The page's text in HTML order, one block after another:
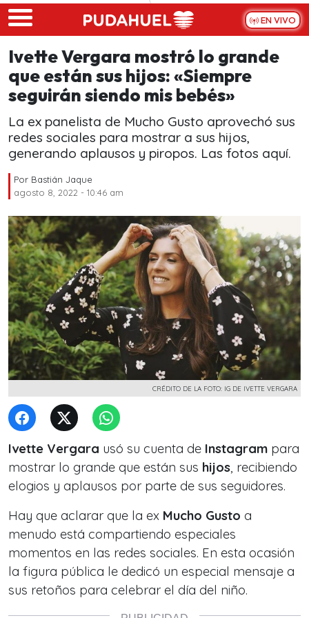
Skip to main content
EN VIVO
Ivette Vergara mostró lo grande
que están sus hijos: «Siempre
seguirán siendo mis bebés»
La ex panelista de Mucho Gusto aprovechó sus
redes sociales para mostrar a sus hijos,
generando aplausos y piropos. Las fotos aquí.
Por Bastián Jaque
agosto 8, 2022 - 10:46 am
CRÉDITO DE LA FOTO: IG DE IVETTE VERGARA
Ivette Vergara usó su cuenta de Instagram para
mostrar lo grande que están sus hijos, recibiendo
elogios y aplausos por parte de sus seguidores.
Hay que aclarar que la ex Mucho Gusto a
menudo está compartiendo especiales
momentos en las redes sociales. En esta ocasión
la figura pública le dedicó un especial mensaje a
sus retoños para celebrar el día del niño.